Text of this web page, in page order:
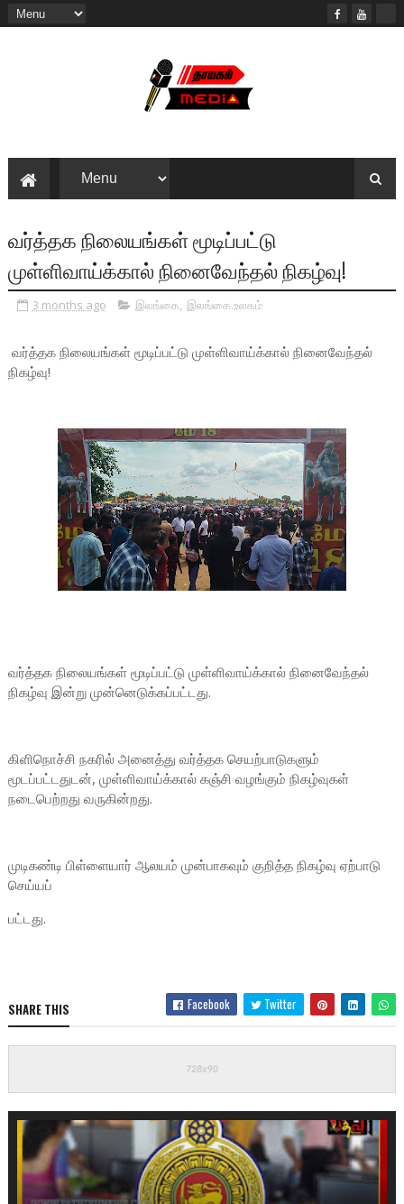
வர்த்தக நிலையங்கள் மூடிப்பட்டு
முள்ளிவாய்க்கால் நினைவேந்தல் நிகழ்வு!
3 months ago இலங்கை, இலங்கை.உலகம்
வர்த்தக நிலையங்கள் மூடிப்பட்டு முள்ளிவாய்க்கால் நினைவேந்தல்
நிகழ்வு!
வர்த்தக நிலையங்கள் மூடிப்பட்டு முள்ளிவாய்க்கால் நினைவேந்தல்
நிகழ்வு இன்று முன்னெடுக்கப்பட்டது.
கிளிநொச்சி நகரில் அனைத்து வர்த்தக செயற்பாடுகளும்
மூடப்பட்டதுடன், முள்ளிவாய்க்கால் கஞ்சி வழங்கும் நிகழ்வுகள்
நடைபெற்றது வருகின்றது.
முடிகண்டி பிள்ளையார் ஆலயம் முன்பாகவும் குறித்த நிகழ்வு ஏற்பாடு
செய்யப்
பட்டது.
SHARE THIS Facebook Twitter